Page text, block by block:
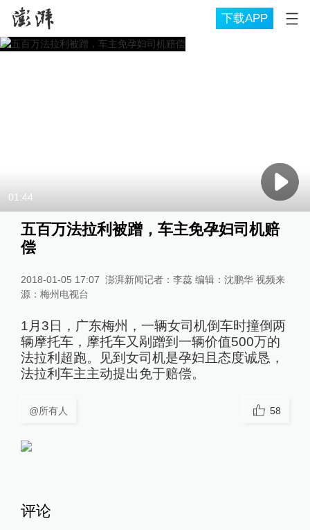
下载APP
01:44
五百万法拉利被蹭，车主免孕妇司机赔
偿
2018-01-05 17:07 澎湃新闻记者：李蕊 编辑：沈鹏华 视频来
源：梅州电视台
1月3日，广东梅州，一辆女司机倒车时撞倒两
辆摩托车，摩托车又剐蹭到一辆价值500万的
法拉利超跑。见到女司机是孕妇且态度诚恳，
法拉利车主主动提出免于赔偿。
@所有人 58
评论